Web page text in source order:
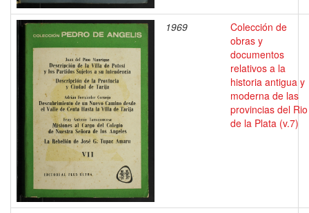
1969
Colección de
obras y
documentos
relativos a la
historia antigua y
moderna de las
provincias del Rio
de la Plata (v.7)